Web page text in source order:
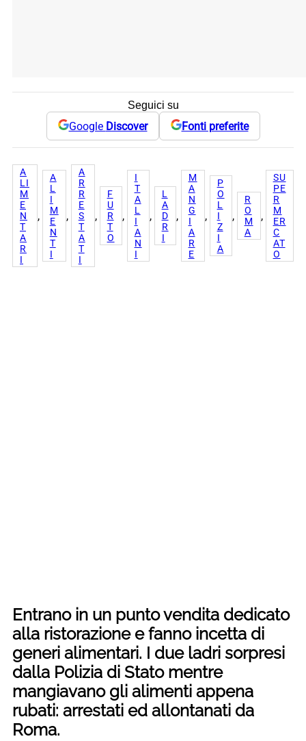
Seguici su
Google Discover Fonti preferite
A
LI
M
E
N
T
A
R
I
,
A
L
I
M
E
N
T
I
,
A
R
R
E
S
T
A
T
I
,
F
U
R
T
O
,
I
T
A
L
I
A
N
I
,
L
A
D
R
I
,
M
A
N
G
I
A
R
E
,
P
O
L
I
Z
I
A
,
R
O
M
A
,
SU
PE
R
M
ER
C
AT
O
Entrano in un punto vendita dedicato
alla ristorazione e fanno incetta di
generi alimentari. I due ladri sorpresi
dalla Polizia di Stato mentre
mangiavano gli alimenti appena
rubati: arrestati ed allontanati da
Roma.